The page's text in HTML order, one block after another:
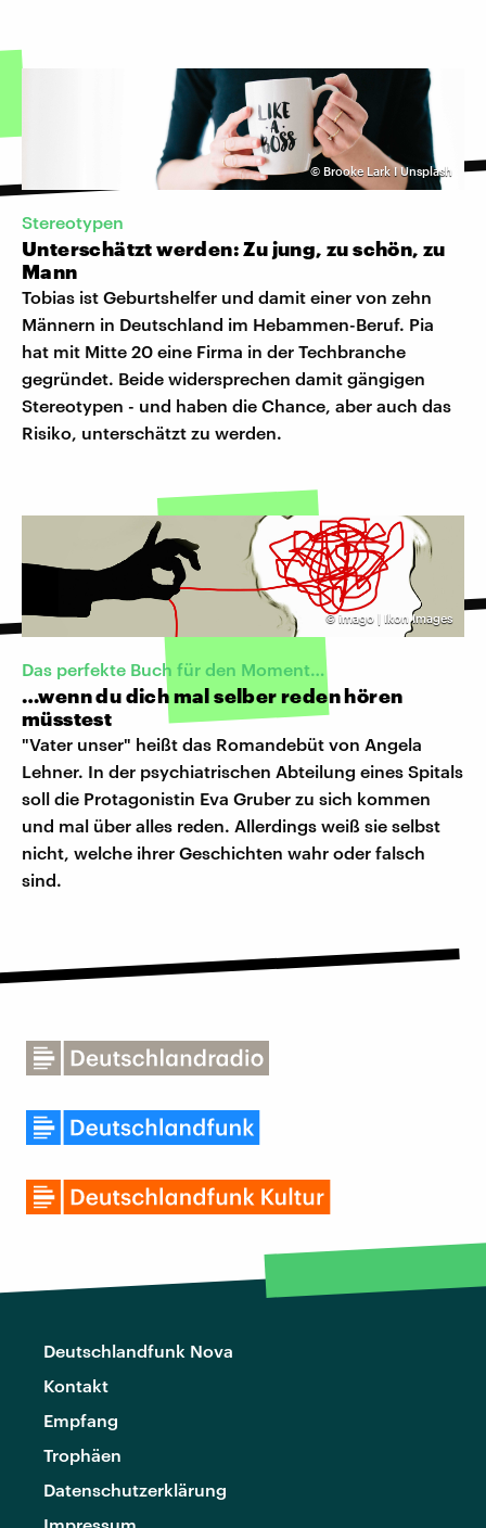
© Brooke Lark I Unsplash
Stereotypen
Unterschätzt werden: Zu jung, zu schön, zu
Mann
Tobias ist Geburtshelfer und damit einer von zehn
Männern in Deutschland im Hebammen-Beruf. Pia
hat mit Mitte 20 eine Firma in der Techbranche
gegründet. Beide widersprechen damit gängigen
Stereotypen - und haben die Chance, aber auch das
Risiko, unterschätzt zu werden.
©imago | Ikon Images
Das perfekte Buch für den Moment…
…wenn du dich mal selber reden hören
müsstest
"Vater unser" heißt das Romandebüt von Angela
Lehner. In der psychiatrischen Abteilung eines Spitals
soll die Protagonistin Eva Gruber zu sich kommen
und mal über alles reden. Allerdings weiß sie selbst
nicht, welche ihrer Geschichten wahr oder falsch
sind.
Deutschlandfunk Nova
Kontakt
Empfang
Trophäen
Datenschutzerklärung